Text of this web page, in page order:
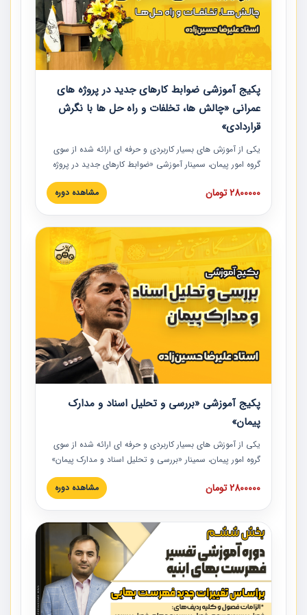
پکیج آموزشی ضوابط کارهای جدید در پروژه های
عمرانی «چالش ها، تخلفات و راه حل ها با نگرش
قراردادی»
یکی از آموزش‏‏‏‏‏‏ های بسیار کاربردی و حرفه‏ ای ارائه شده از سوی
گروه امور پیمان، سمینار آموزشی «ضوابط کارهای جدید در پروژه
های عمرانی» چالش ها، تخلفات و راه حل ها با نگرش قراردادی
است که در محل سندیکای شرکت های ساختمانی کشور ارائه شد.
مدارک پیمان به همراه تجربیات عملی ارائه شده است.
2800000 تومان مشاهده دوره
پکیج آموزشی «بررسی و تحلیل اسناد و مدارک
پیمان»
یکی از آموزش‏‏‏‏‏‏ های بسیار کاربردی و حرفه‏ ای ارائه شده از سوی
گروه امور پیمان، سمینار «بررسی و تحلیل اسناد و مدارک پیمان»
است که در دانشگاه صنعتی شریف ارائه شد. در این آموزش
نکات کلیدی مربوط به اسناد و مدارک پیمان، اولویت بندی اسناد
پیمان به همراه تجربیات عملی در این خصوص ارائه شده است.
2800000 تومان مشاهده دوره